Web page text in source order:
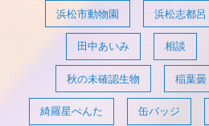
浜松市動物園 浜松志都呂
田中あいみ 相談
秋の未確認生物 稲葉曇
綺羅星ぺんた 缶バッジ